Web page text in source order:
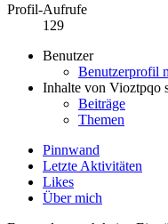
Profil-Aufrufe
129
Benutzer
Benutzerprofil
Inhalte von Vioztpqo
Beiträge
Themen
Pinnwand
Letzte Aktivitäten
Likes
Über mich